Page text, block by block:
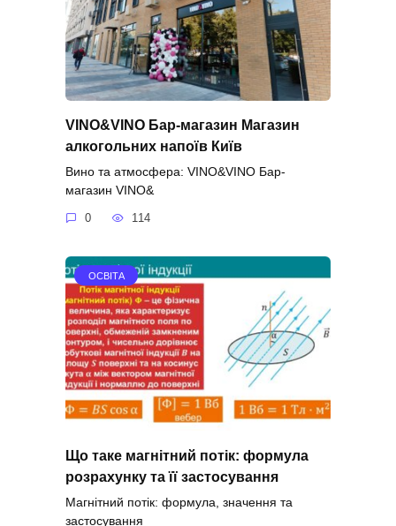
VINO&VINO Бар-магазин Магазин
алкогольних напоїв Київ
Вино та атмосфера: VINO&VINO Бар-
магазин VINO&
0 114
ОСВІТА
Що таке магнітний потік: формула
розрахунку та її застосування
Магнітний потік: формула, значення та
застосування